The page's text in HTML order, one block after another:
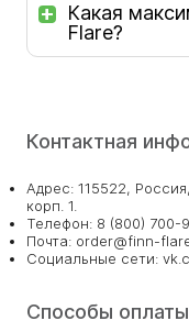
Какая
Flare?
Контактная
Адрес: 115522,
корп. 1.
Телефон: 8 (800) 700-
Почта: order@finn-
Социальные сети:
Способы оплаты